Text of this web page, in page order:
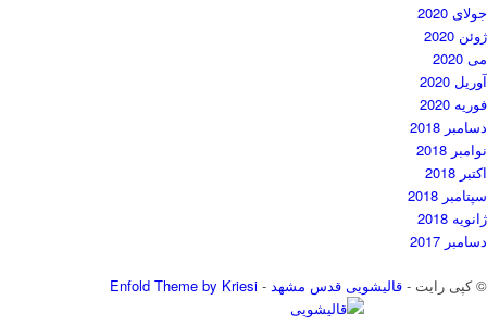
جولای 2020
ژوئن 2020
می 2020
آوریل 2020
فوریه 2020
دسامبر 2018
نوامبر 2018
اکتبر 2018
سپتامبر 2018
ژانویه 2018
دسامبر 2017
© کپی رایت - قالیشویی قدس مشهد -
Enfold Theme by Kriesi